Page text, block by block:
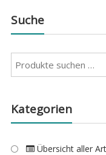
Suche
Kategorien
Übersicht aller